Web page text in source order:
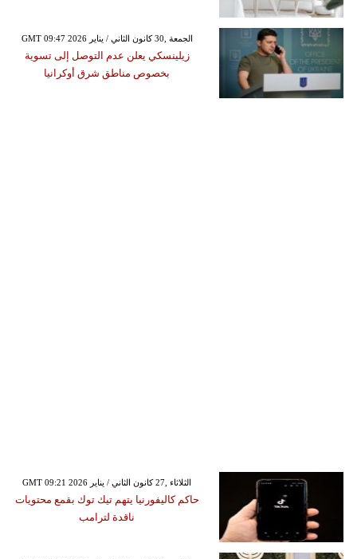
GMT 09:47 2026 الجمعة ,30 كانون الثاني / يناير
زيلينسكي يعلن عدم التوصل إلى تسوية
بخصوص مناطق شرق أوكرانيا
GMT 09:21 2026 الثلاثاء ,27 كانون الثاني / يناير
حاكم كاليفورنيا يتهم تيك توك بقمع محتويات
ناقدة لترامب